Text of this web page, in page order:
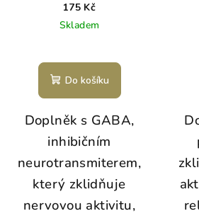
175 Kč
Skladem
Do košíku
Doplněk s GABA,
inhibičním
neurotransmiterem,
který zklidňuje
nervovou aktivitu,